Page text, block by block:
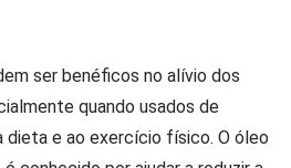
ser benéficos no alívio dos
quando usados de
dieta e ao exercício físico. O óleo